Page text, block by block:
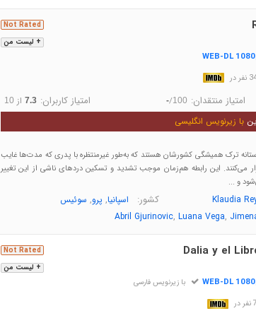
+ لیست من
Not Rated
WEB-DL
امتیاز منتقدان: -/100 امتیاز کاربران: 7.3 از 10
با زیرنویس انگلیسی
ترک همیشگی کشورشان هستند که به‌طور غیرمنتظره با پدری که مدت‌ها غایب
می‌کنند. این رابطه هم‌زمان موجب تشدید و تسکین دردهای ناشی از این تغییر
و ...
Klaudia کشور: اسپانیا, پرو, سوئیس
Abril Gjurinovic, Luana Vega,
+ لیست من
Not Rated Dalia y el
WEB-DL با زیرنویس فارسی